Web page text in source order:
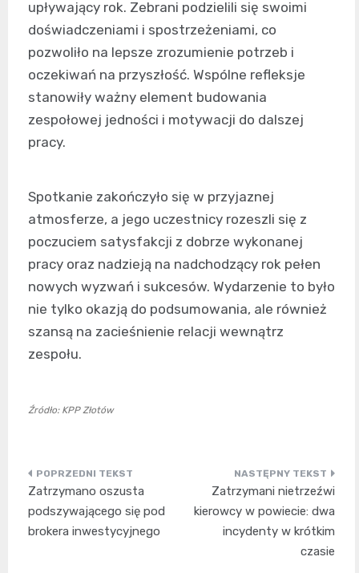
upływający rok. Zebrani podzielili się swoimi
doświadczeniami i spostrzeżeniami, co
pozwoliło na lepsze zrozumienie potrzeb i
oczekiwań na przyszłość. Wspólne refleksje
stanowiły ważny element budowania
zespołowej jedności i motywacji do dalszej
pracy.
Spotkanie zakończyło się w przyjaznej
atmosferze, a jego uczestnicy rozeszli się z
poczuciem satysfakcji z dobrze wykonanej
pracy oraz nadzieją na nadchodzący rok pełen
nowych wyzwań i sukcesów. Wydarzenie to było
nie tylko okazją do podsumowania, ale również
szansą na zacieśnienie relacji wewnątrz
zespołu.
Źródło: KPP Złotów
Nawigacja
wpisu
Zatrzymano oszusta
podszywającego się pod
brokera inwestycyjnego
Zatrzymani nietrzeźwi
kierowcy w powiecie: dwa
incydenty w krótkim
czasie